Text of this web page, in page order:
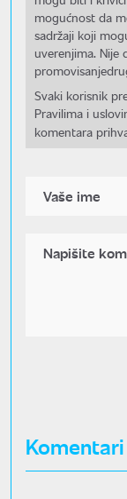
mogućnost da
sadržaji koji
uverenjima. Nije
Svaki korisnik
Pravilima i
komentara
Komentari